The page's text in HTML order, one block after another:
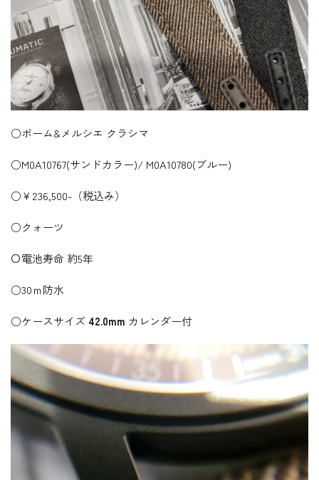
○ボーム&メルシエ クラシマ
○M0A10767(サンドカラー)/ M0A10780(ブルー)
○￥236,500-（税込み）
○クォーツ
〇電池寿命 約5年
○30ｍ防水
○ケースサイズ 42.0mm カレンダー付